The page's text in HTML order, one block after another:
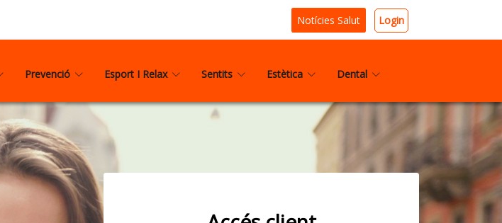
Notícies Salut Login
Prevenció Esport I Relax Sentits Estètica Dental